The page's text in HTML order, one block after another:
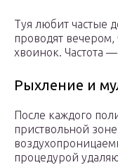
Туя любит частые
проводят
хвоинок. Частота
Рыхление и
После каждого
приствольной
процедурой